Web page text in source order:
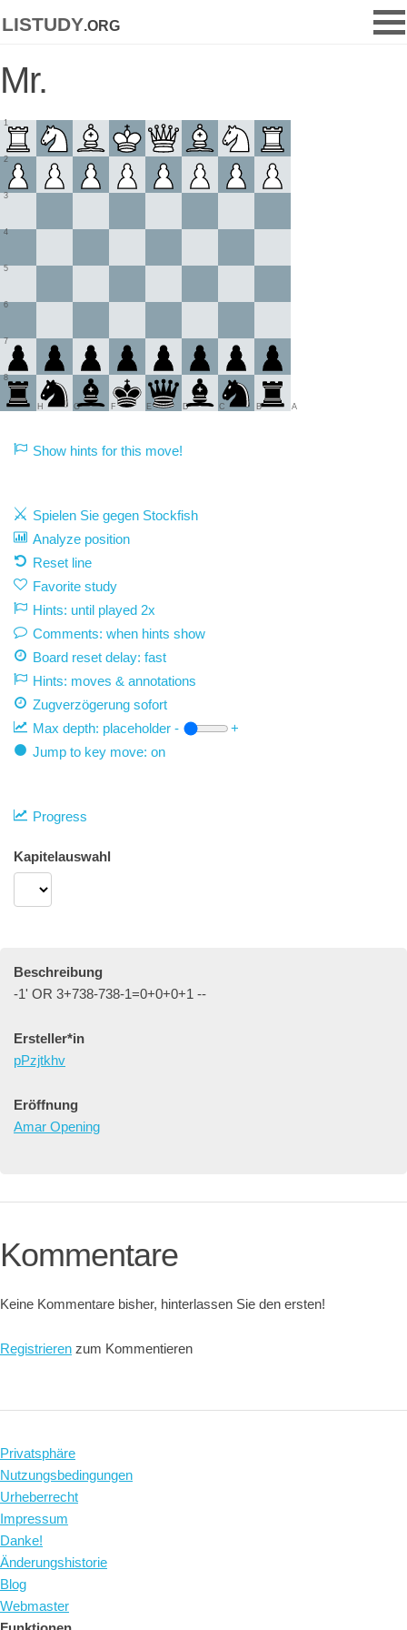
listudy.org
Mr.
1
2
3
4
5
6
7
8
A
B
C
D
E
F
G
H
Show hints for this move!
Spielen Sie gegen Stockfish
Analyze position
Reset line
Favorite study
Hints: until played 2x
Comments: when hints show
Board reset delay: fast
Hints: moves & annotations
Zugverzögerung sofort
Max depth: placeholder -
+
Jump to key move: on
Progress
Kapitelauswahl
Beschreibung
-1' OR 3+738-738-1=0+0+0+1 --
Ersteller*in
pPzjtkhv
Eröffnung
Amar Opening
Kommentare
Keine Kommentare bisher, hinterlassen Sie den ersten!
Registrieren zum Kommentieren
Privatsphäre
Nutzungsbedingungen
Urheberrecht
Impressum
Danke!
Änderungshistorie
Blog
Webmaster